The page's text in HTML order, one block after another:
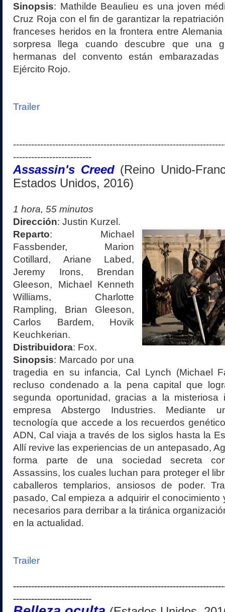
Sinopsis: Mathilde Beaulieu es una joven
Cruz Roja con el fin de garantizar la
franceses heridos en la frontera entre
sorpresa llega cuando descubre que una
hermanas del convento están
Ejército Rojo.
Trailer
--------------------------
Assassin's Creed (Reino Unido-
Estados Unidos, 2016)
1 hora, 55 minutos
Dirección: Justin Kurzel.
Reparto: Michael
Fassbender, Marion
Cotillard, Ariane Labed,
Jeremy Irons, Brendan
Gleeson, Michael Kenneth
Williams, Charlotte
Rampling, Brian Gleeson,
Carlos Bardem, Hovik
Keuchkerian.
Distribuidora: Fox.
Sinopsis: Marcado por una
tragedia en su infancia, Cal Lynch (Michael
recluso condenado a la pena capital que
segunda oportunidad, gracias a la misteriosa
empresa Abstergo Industries. Mediante
tecnología que accede a los recuerdos
ADN, Cal viaja a través de los siglos hasta la
Allí revive las experiencias de un antepasado,
forma parte de una sociedad secreta
Assassins, los cuales luchan para proteger el
caballeros templarios, ansiosos de poder.
pasado, Cal empieza a adquirir el conocimiento
necesarios para derribar a la tiránica
en la actualidad.
Trailer
--------------------------